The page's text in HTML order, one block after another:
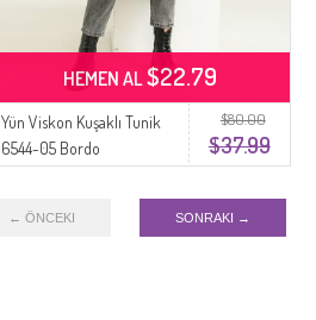
$80.00
$37.99
Yün Viskon Kuşaklı Tunik
6544-05 Bordo
HEMEN AL$22.79
← ÖNCEKI SONRAKI →